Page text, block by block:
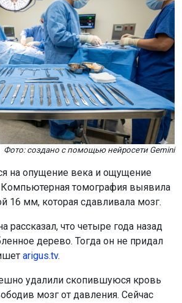
Фото: создано с помощью нейросети Gemini
на опущение века и ощущение
Компьютерная томография выявила
16 мм, которая сдавливала мозг.
рассказал, что четыре года назад
дерево. Тогда он не придал
arigus.tv.
удалили скопившуюся кровь
мозг от давления. Сейчас